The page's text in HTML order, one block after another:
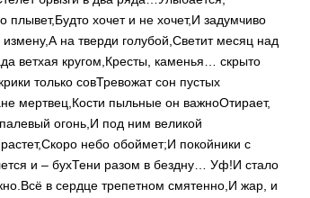
плывет,Будто хочет и не хочет,И задумчиво
А на тверди голубой, Светит месяц над
ветхая кругом, Кресты, каменья… скрыто
только совТревожат сон пустых
мертвец, Кости пыльные он важноОтирает,
огонь, И под ним великой
Скоро небо обоймет;И покойники с
и – бухТени разом в бездну… Уф!И стало
Всё в сердце трепетном смятенно, И жар, и